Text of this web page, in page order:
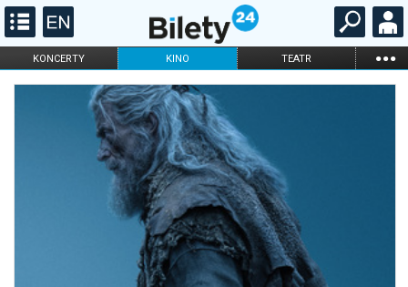
KONCERTY KINO TEATR ...
FILHARMONIA OPERA I BALET
ONLINE